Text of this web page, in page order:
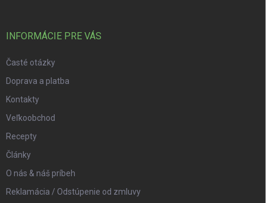
INFORMÁCIE PRE VÁS
Časté otázky
Doprava a platba
Kontakty
Veľkoobchod
Recepty
Články
O nás & náš príbeh
Reklamácia / Odstúpenie od zmluvy